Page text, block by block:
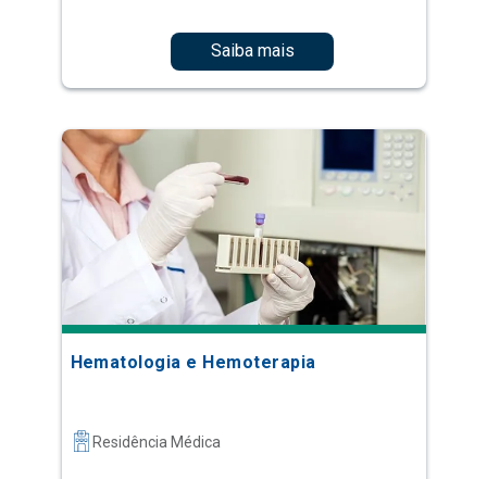
Saiba mais
Hematologia e Hemoterapia
Residência Médica